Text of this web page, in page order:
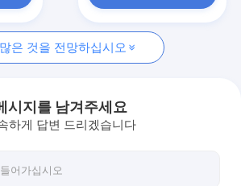
린
은 것을 전망하십시오
시지를 남겨주세요
하게 답변 드리겠습니다